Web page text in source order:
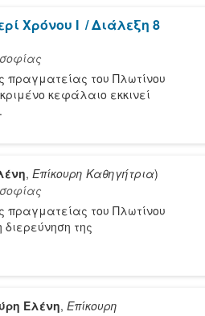
Χρόνου Ι / Διάλεξη 8
πραγματείας του Πλωτίνου
κεφάλαιο εκκινεί
, Επίκουρη Καθηγήτρια)
πραγματείας του Πλωτίνου
διερεύνηση της
Ελένη, Επίκουρη